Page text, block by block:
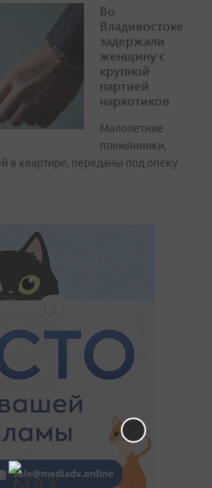
Во
Владивостоке
задержали
женщину с
крупной
партией
наркотиков
Малолетние
племянники,
в квартире, переданы под опеку